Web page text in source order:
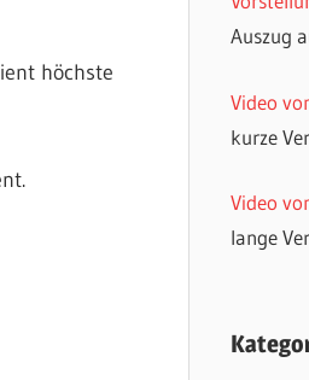
höchste
Auszug
Video
kurze
Video
lange